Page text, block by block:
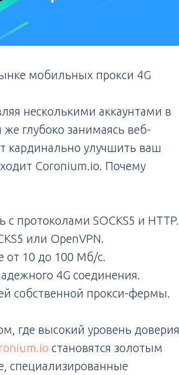
мобильных прокси 4G
несколькими аккаунтами в
глубоко занимаясь веб-
кардинально улучшить ваш
Coronium.io. Почему
протоколами SOCKS5 и HTTP.
или OpenVPN.
от 10 до 100 Мб/с.
4G соединения.
собственной прокси-фермы.
где высокий уровень доверия
становятся золотым
специализированные